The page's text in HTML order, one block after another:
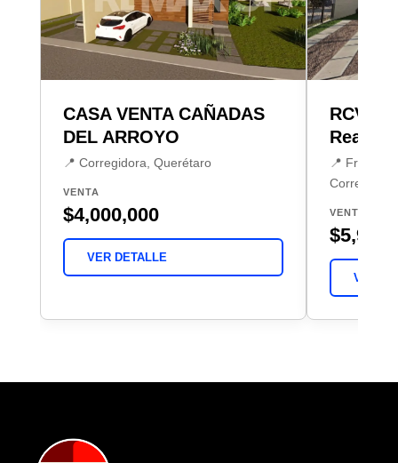
CASA VENTA CAÑADAS
DEL ARROYO
📍 Corregidora, Querétaro
VENTA
$4,000,000
VER DETALLE
RCV
Real
📍
Corregidora
VENTA
VER